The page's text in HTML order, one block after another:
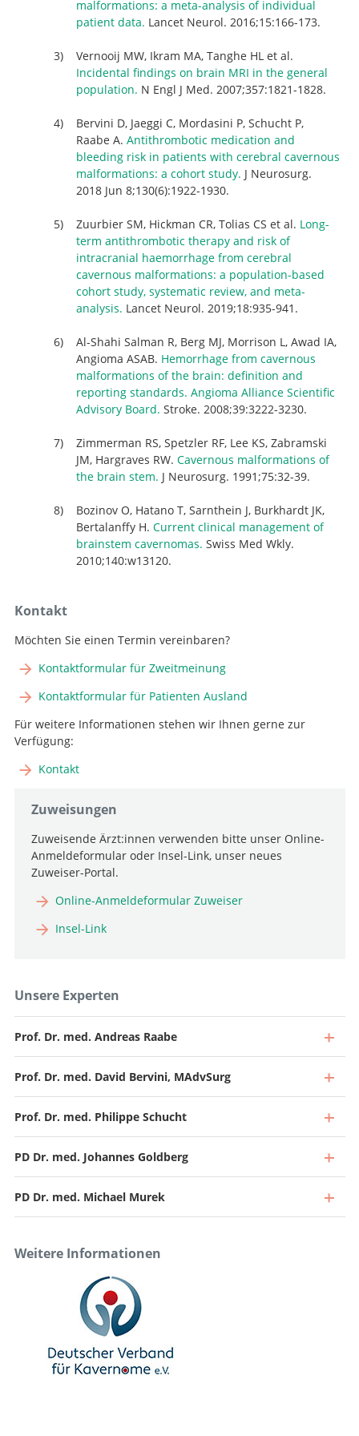
malformations: a meta-analysis of individual
patient data. Lancet Neurol. 2016;15:166-173.
Vernooij MW, Ikram MA, Tanghe HL et al.
Incidental findings on brain MRI in the general
population. N Engl J Med. 2007;357:1821-1828.
Bervini D, Jaeggi C, Mordasini P, Schucht P,
Raabe A. Antithrombotic medication and
bleeding risk in patients with cerebral cavernous
malformations: a cohort study. J Neurosurg.
2018 Jun 8;130(6):1922-1930.
Zuurbier SM, Hickman CR, Tolias CS et al. Long-
term antithrombotic therapy and risk of
intracranial haemorrhage from cerebral
cavernous malformations: a population-based
cohort study, systematic review, and meta-
analysis. Lancet Neurol. 2019;18:935-941.
Al-Shahi Salman R, Berg MJ, Morrison L, Awad IA,
Angioma ASAB. Hemorrhage from cavernous
malformations of the brain: definition and
reporting standards. Angioma Alliance Scientific
Advisory Board. Stroke. 2008;39:3222-3230.
Zimmerman RS, Spetzler RF, Lee KS, Zabramski
JM, Hargraves RW. Cavernous malformations of
the brain stem. J Neurosurg. 1991;75:32-39.
Bozinov O, Hatano T, Sarnthein J, Burkhardt JK,
Bertalanffy H. Current clinical management of
brainstem cavernomas. Swiss Med Wkly.
2010;140:w13120.
Kontakt
Möchten Sie einen Termin vereinbaren?
Kontaktformular für Zweitmeinung
Kontaktformular für Patienten Ausland
Für weitere Informationen stehen wir Ihnen gerne zur
Verfügung:
Kontakt
Zuweisungen
Zuweisende Ärzt:innen verwenden bitte unser Online-
Anmeldeformular oder Insel-Link, unser neues
Zuweiser-Portal.
Online-Anmeldeformular Zuweiser
Insel-Link
Unsere Experten
Prof. Dr. med. Andreas Raabe
Direktor und Chefarzt
Zum Profil
Prof. Dr. med. David Bervini, MAdvSurg
Leitender Arzt, Leiter Vaskuläre und Schädelbasischirurgie
Prof. Dr. med. Philippe Schucht
PD Dr. med. Johannes Goldberg
PD Dr. med. Michael Murek
Weitere Informationen